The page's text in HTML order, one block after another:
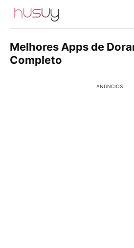
Melhores Apps de
Completo
ANÚNCIOS